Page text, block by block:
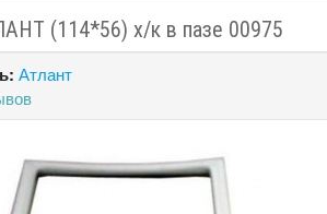
(114*56) х/к в пазе 00975
Атлант